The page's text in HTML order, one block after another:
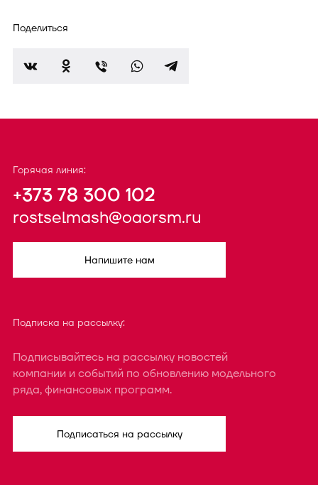
Поделиться
Горячая линия:
+373 78 300 102
rostselmash@oaorsm.ru
Напишите нам
Подписка на рассылку:
Подписывайтесь на рассылку новостей
компании и событий по обновлению модельного
ряда, финансовых программ.
Подписаться на рассылку